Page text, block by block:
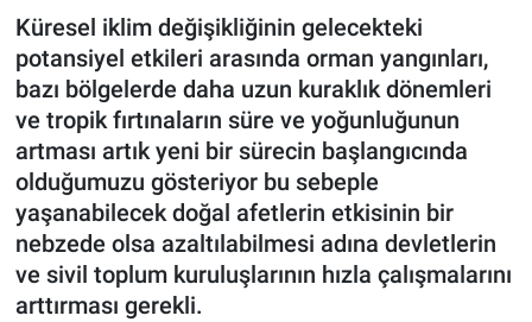
Küresel iklim değişikliğinin gelecekteki
potansiyel etkileri arasında orman yangınları,
bazı bölgelerde daha uzun kuraklık dönemleri
ve tropik fırtınaların süre ve yoğunluğunun
artması artık yeni bir sürecin başlangıcında
olduğumuzu gösteriyor bu sebeple
yaşanabilecek doğal afetlerin etkisinin bir
nebzede olsa azaltılabilmesi adına devletlerin
ve sivil toplum kuruluşlarının hızla çalışmalarını
arttırması gerekli.